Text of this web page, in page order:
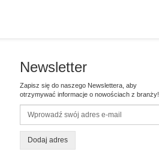
Newsletter
Zapisz się do naszego Newslettera, aby
otrzymywać informacje o nowościach z branży!
Dodaj adres